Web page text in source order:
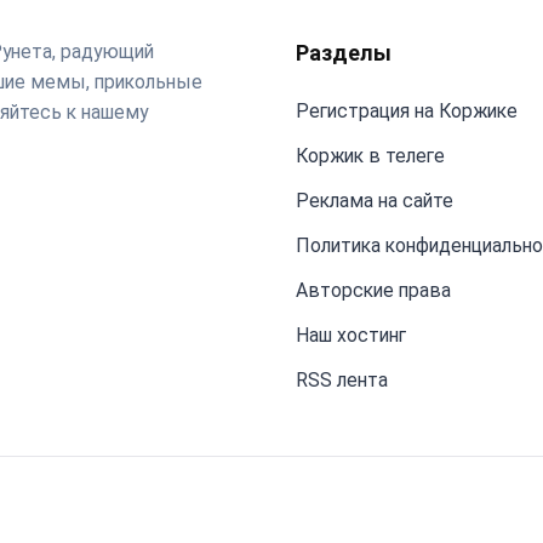
радующий
мемы, прикольные
к нашему
Разделы
Регистрация на Коржике
Коржик в телеге
Реклама на сайте
Политика
Авторские права
Наш хостинг
RSS лента